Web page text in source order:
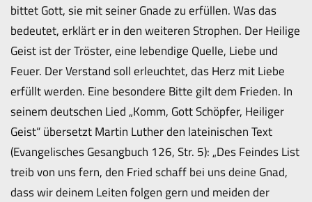
bittet Gott, sie mit seiner Gnade zu erfüllen. Was das
bedeutet, erklärt er in den weiteren Strophen. Der Heilige
Geist ist der Tröster, eine lebendige Quelle, Liebe und
Feuer. Der Verstand soll erleuchtet, das Herz mit Liebe
erfüllt werden. Eine besondere Bitte gilt dem Frieden. In
seinem deutschen Lied „Komm, Gott Schöpfer, Heiliger
Geist“ übersetzt Martin Luther den lateinischen Text
(Evangelisches Gesangbuch 126, Str. 5): „Des Feindes List
treib von uns fern, den Fried schaff bei uns deine Gnad,
dass wir deinem Leiten folgen gern und meiden der